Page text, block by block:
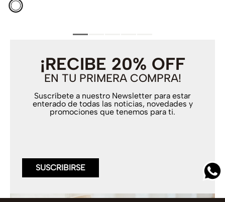
¡RECIBE 20% OFF
EN TU PRIMERA COMPRA!
Suscríbete a nuestro Newsletter para estar
enterado de todas las noticias, novedades y
promociones que tenemos para ti.
SUSCRIBIRSE